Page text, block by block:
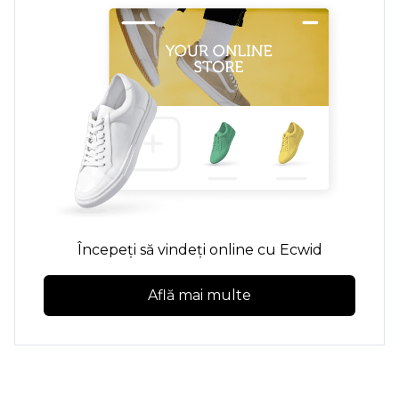
Începeți să vindeți online cu Ecwid
Află mai multe